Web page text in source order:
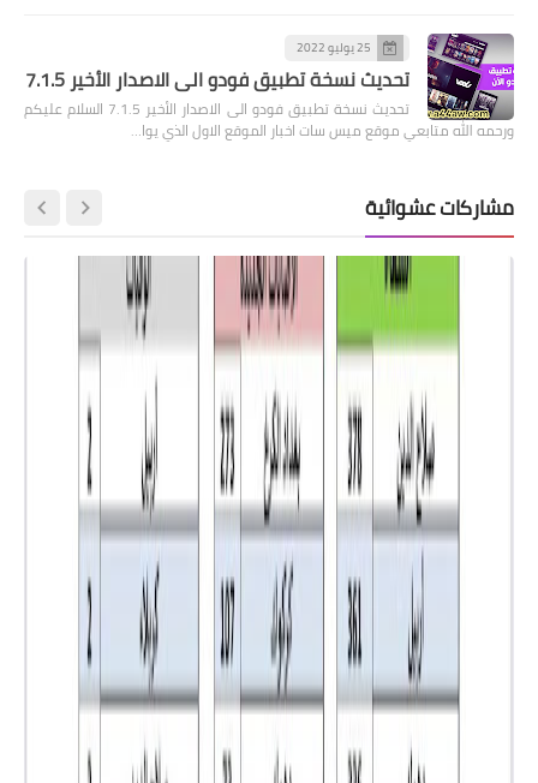
25 يوليو 2022
تحديث نسخة تطبيق فودو الى الاصدار الأخير 7.1.5
تحديث نسخة تطبيق فودو الى الاصدار الأخير 7.1.5 السلام عليكم
ورحمه الله متابعي موقع ميس سات اخبار الموقع الاول الذي يوا…
مشاركات عشوائية